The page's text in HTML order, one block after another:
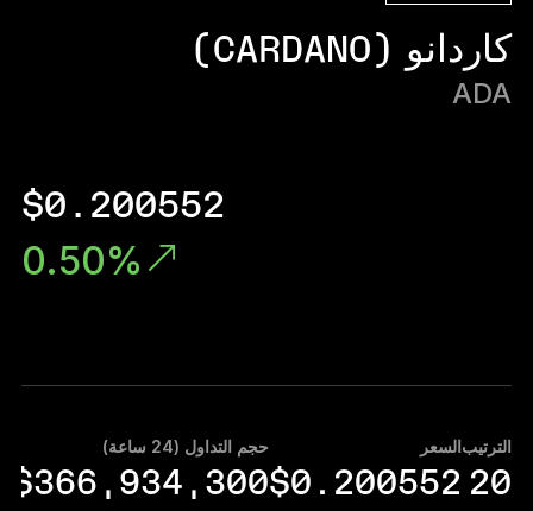
فريد من نوعها مثلك
الملحقات
حلول الاسترداد
كاردانو (CARDANO)
ADA
$0.200552
0.50%
الترتيب
20
السعر
$0.200552
حجم التداول (24 ساعة)
$366,934,300